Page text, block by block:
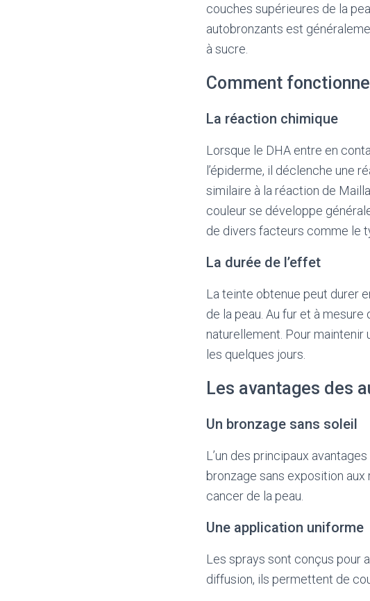
couches supérieures de la
autobronzants est
à sucre.
Comment
La réaction chimique
Lorsque le DHA entre en
l’épiderme, il déclenche une
similaire à la réaction de
couleur se développe
de divers facteurs comme le
La durée de l’effet
La teinte obtenue peut durer
de la peau. Au fur et à
naturellement. Pour maintenir
les quelques jours.
Les avantages des
Un bronzage sans soleil
L’un des principaux
bronzage sans exposition
cancer de la peau.
Une application uniforme
Les sprays sont conçus pour
diffusion, ils permettent de